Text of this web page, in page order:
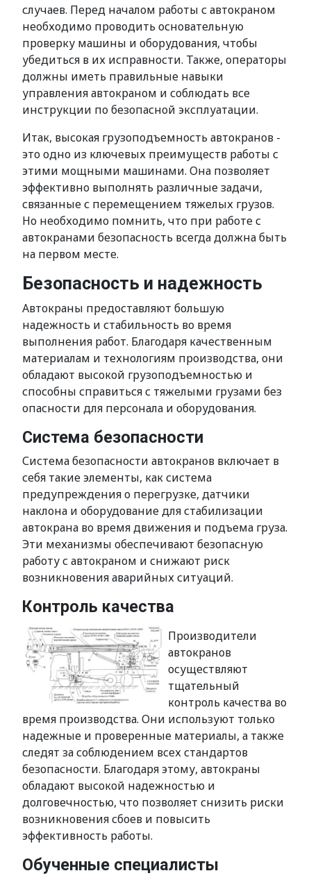
случаев. Перед началом работы с автокраном
необходимо проводить основательную
проверку машины и оборудования, чтобы
убедиться в их исправности. Также, операторы
должны иметь правильные навыки
управления автокраном и соблюдать все
инструкции по безопасной эксплуатации.
Итак, высокая грузоподъемность автокранов -
это одно из ключевых преимуществ работы с
этими мощными машинами. Она позволяет
эффективно выполнять различные задачи,
связанные с перемещением тяжелых грузов.
Но необходимо помнить, что при работе с
автокранами безопасность всегда должна быть
на первом месте.
Безопасность и надежность
Автокраны предоставляют большую
надежность и стабильность во время
выполнения работ. Благодаря качественным
материалам и технологиям производства, они
обладают высокой грузоподъемностью и
способны справиться с тяжелыми грузами без
опасности для персонала и оборудования.
Система безопасности
Система безопасности автокранов включает в
себя такие элементы, как система
предупреждения о перегрузке, датчики
наклона и оборудование для стабилизации
автокрана во время движения и подъема груза.
Эти механизмы обеспечивают безопасную
работу с автокраном и снижают риск
возникновения аварийных ситуаций.
Контроль качества
Производители
автокранов
осуществляют
тщательный
контроль качества во
время производства. Они используют только
надежные и проверенные материалы, а также
следят за соблюдением всех стандартов
безопасности. Благодаря этому, автокраны
обладают высокой надежностью и
долговечностью, что позволяет снизить риски
возникновения сбоев и повысить
эффективность работы.
Обученные специалисты